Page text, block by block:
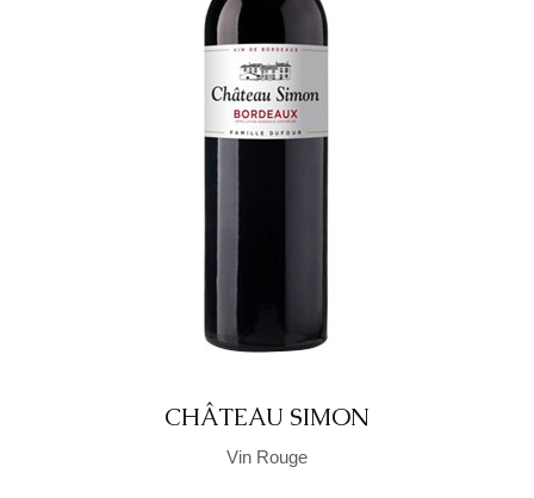
CHÂTEAU SIMON
Vin Rouge